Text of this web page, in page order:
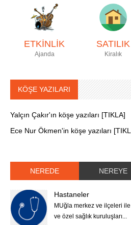
ETKİNLİK
Ajanda
SATILIK
Kiralık
KÖŞE YAZILARI
Yalçın Çakır'ın köşe yazıları [TIKLA]
Ece Nur Ökmen'in köşe yazıları
NEREDE NEREYE
Hastaneler
MUğla merkez ve ilçeleri
ve özel sağlık kuruluşları...